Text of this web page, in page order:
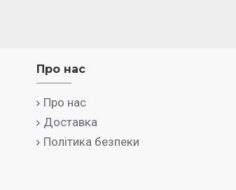
Про нас
Про нас
Доставка
Політика безпеки